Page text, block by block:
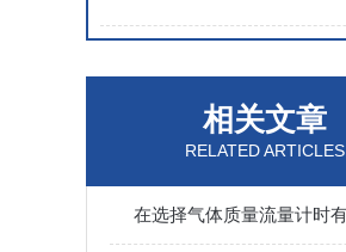
相关文章
RELATED ARTICLES